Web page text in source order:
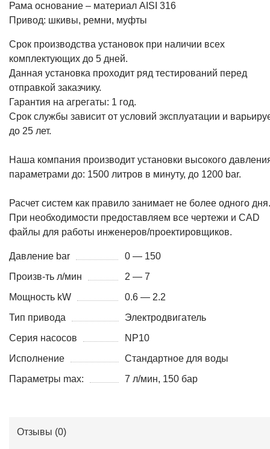
Рама основание – материал AISI 316
Привод: шкивы, ремни, муфты
Срок производства установок при наличии всех
комплектующих до 5 дней.
Данная установка проходит ряд тестирований перед
отправкой заказчику.
Гарантия на агрегаты: 1 год.
Срок службы зависит от условий эксплуатации и
до 25 лет.
Наша компания производит установки высокого
параметрами до: 1500 литров в минуту, до 1200 bar.
Расчет систем как правило занимает не более одного дня.
При необходимости предоставляем все чертежи и CAD
файлы для работы инженеров/проектировщиков.
Давление bar
0 — 150
Произв-ть л/мин
2 — 7
Мощность kW
0.6 — 2.2
Тип привода
Электродвигатель
Серия насосов
NP10
Исполнение
Стандартное для воды
Параметры max:
7 л/мин, 150 бар
Отзывы (0)